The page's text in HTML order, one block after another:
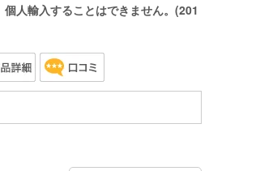
人輸入することはできません。(201